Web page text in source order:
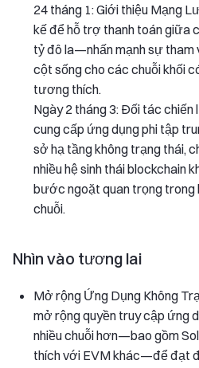
24 tháng 1: Giới thiệu Mạng
kế để hỗ trợ thanh toán giữa
tỷ đô la—nhấn mạnh sự
cột sống cho các chuỗi khối
tương thích.
Ngày 2 tháng 3: Đối tác
cung cấp ứng dụng phi tập
sở hạ tầng không trạng thái,
nhiều hệ sinh thái blockchain
bước ngoặt quan trọng trong
chuỗi.
Nhìn vào tương lai
Mở rộng Ứng Dụng Không
mở rộng quyền truy cập ứng
nhiều chuỗi hơn—bao gồm
thích với EVM khác—để đạt